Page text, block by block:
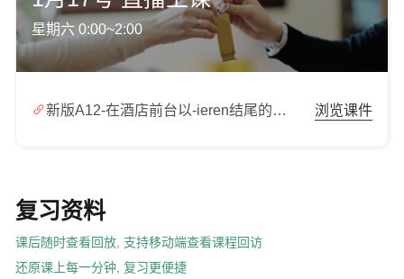
星期六 0:00~2:00
新版A12-在酒店前台以-ieren结尾的动词现在完成时.zip 浏览课件
复习资料
课后随时查看回放, 支持移动端查看课程回访
还原课上每一分钟, 复习更便捷